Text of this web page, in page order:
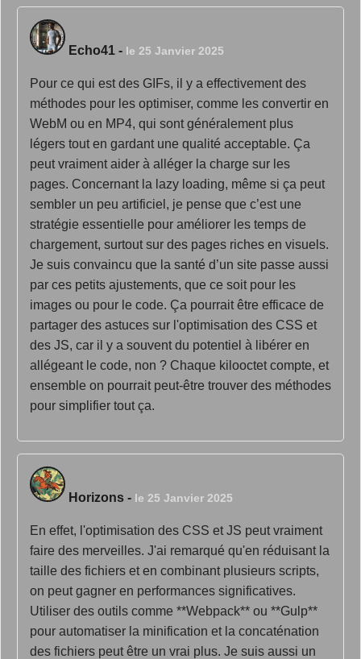
Echo41 - le 25 Janvier 2025
Pour ce qui est des GIFs, il y a effectivement des
méthodes pour les optimiser, comme les convertir en
WebM ou en MP4, qui sont généralement plus
légers tout en gardant une qualité acceptable. Ça
peut vraiment aider à alléger la charge sur les
pages. Concernant la lazy loading, même si ça peut
sembler un peu artificiel, je pense que c’est une
stratégie essentielle pour améliorer les temps de
chargement, surtout sur des pages riches en visuels.
Je suis convaincu que la santé d’un site passe aussi
par ces petits ajustements, que ce soit pour les
images ou pour le code. Ça pourrait être efficace de
partager des astuces sur l'optimisation des CSS et
des JS, car il y a souvent du potentiel à libérer en
allégeant le code, non ? Chaque kilooctet compte, et
ensemble on pourrait peut-être trouver des méthodes
pour simplifier tout ça.
Horizons - le 25 Janvier 2025
En effet, l'optimisation des CSS et JS peut vraiment
faire des merveilles. J'ai remarqué qu'en réduisant la
taille des fichiers et en combinant plusieurs scripts,
on peut gagner en performances significatives.
Utiliser des outils comme **Webpack** ou **Gulp**
pour automatiser la minification et la concaténation
des fichiers peut être un vrai plus. Je suis aussi un